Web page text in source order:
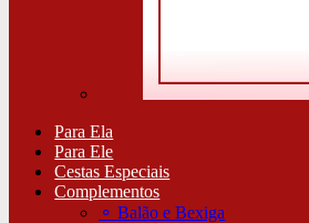
Para Ela
Para Ele
Cestas Especiais
Complementos
⚬Balão e Bexiga